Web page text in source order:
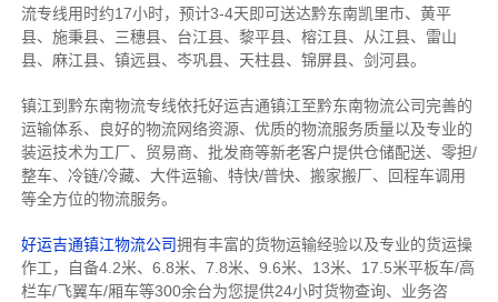
流专线用时约17小时，预计3-4天即可送达黔东南凯里市、黄平
县、施秉县、三穗县、台江县、黎平县、榕江县、从江县、雷山
县、麻江县、镇远县、岑巩县、天柱县、锦屏县、剑河县。
镇江到黔东南物流专线依托好运吉通镇江至黔东南物流公司完善的
运输体系、良好的物流网络资源、优质的物流服务质量以及专业的
装运技术为工厂、贸易商、批发商等新老客户提供仓储配送、零担/
整车、冷链/冷藏、大件运输、特快/普快、搬家搬厂、回程车调用
等全方位的物流服务。
好运吉通镇江物流公司拥有丰富的货物运输经验以及专业的货运操
作工，自备4.2米、6.8米、7.8米、9.6米、13米、17.5米平板车/高
栏车/飞翼车/厢车等300余台为您提供24小时货物查询、业务咨